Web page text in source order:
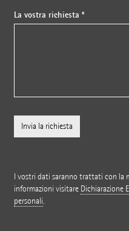
La vostra richiesta *
I vostri dati saranno trattati con la
informazioni visitare Dichiarazione
personali.